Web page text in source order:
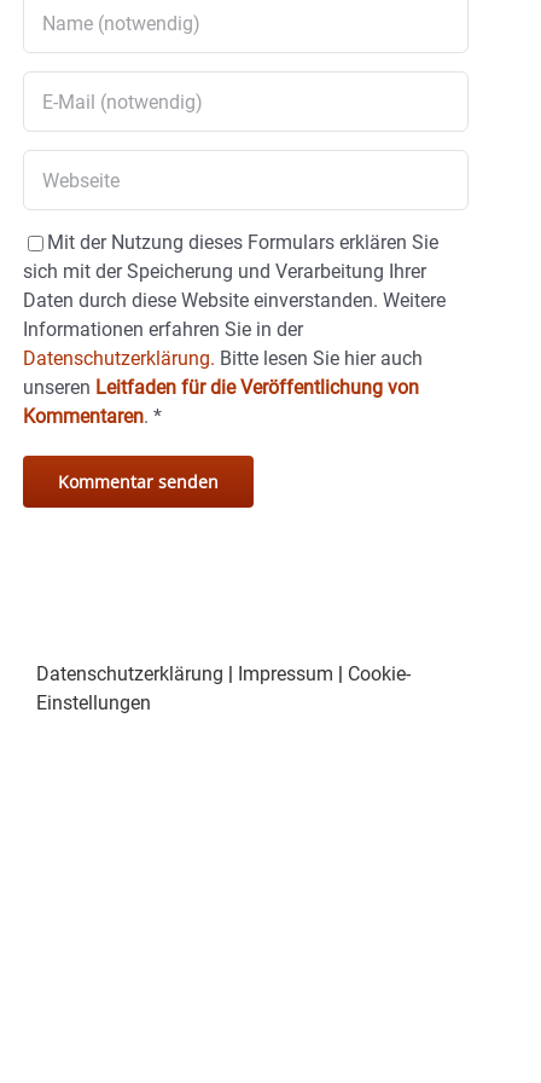
Mit der Nutzung dieses Formulars erklären Sie
sich mit der Speicherung und Verarbeitung Ihrer
Daten durch diese Website einverstanden. Weitere
Informationen erfahren Sie in der
Datenschutzerklärung. Bitte lesen Sie hier auch
unseren Leitfaden für die Veröffentlichung von
Kommentaren. *
Datenschutzerklärung | Impressum | Cookie-
Einstellungen